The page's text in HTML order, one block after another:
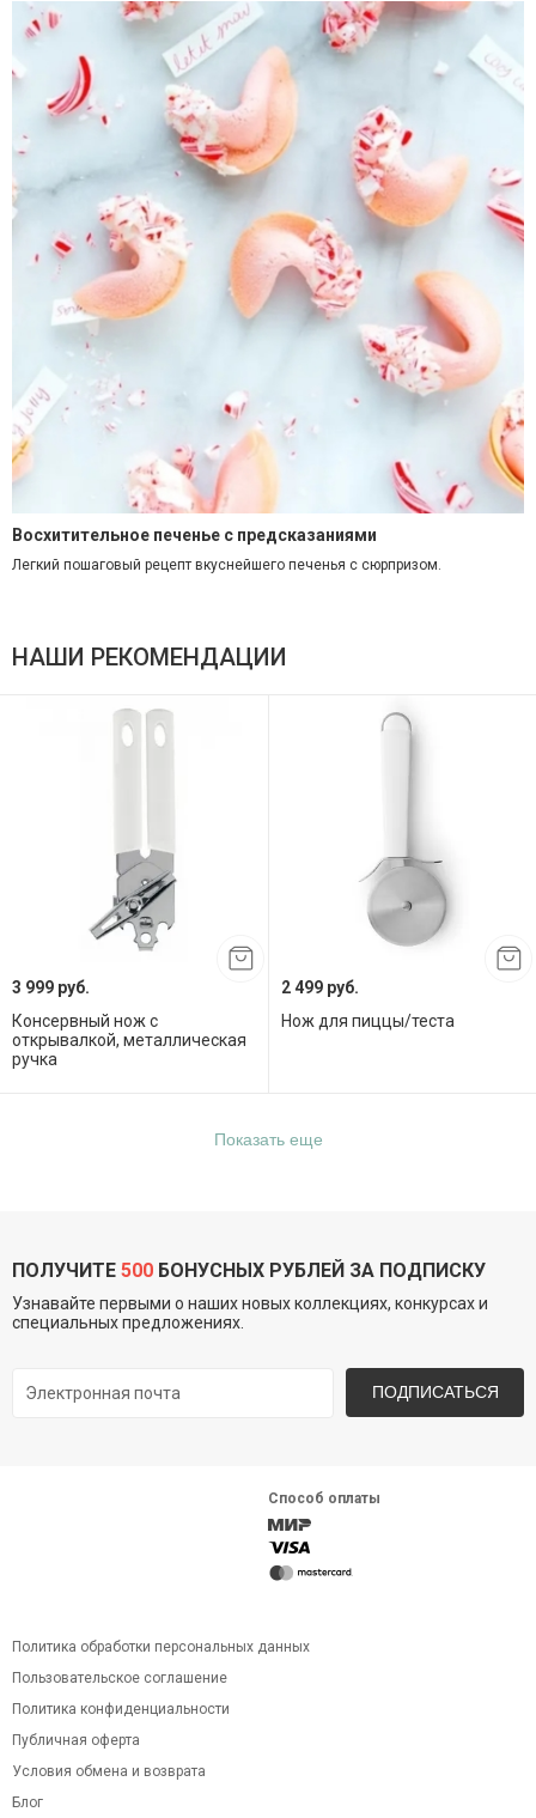
Восхитительное печенье с предсказаниями
Легкий пошаговый рецепт вкуснейшего печенья с сюрпризом.
НАШИ РЕКОМЕНДАЦИИ
3 999 руб.
Консервный нож с
открывалкой, металлическая
ручка
2 499 руб.
Нож для пиццы/теста
Показать еще
ПОЛУЧИТЕ 500 БОНУСНЫХ РУБЛЕЙ ЗА ПОДПИСКУ
Узнавайте первыми о наших новых коллекциях, конкурсах и
специальных предложениях.
ПОДПИСАТЬСЯ
Способ оплаты
Политика обработки персональных данных
Пользовательское соглашение
Политика конфиденциальности
Публичная оферта
Условия обмена и возврата
Блог